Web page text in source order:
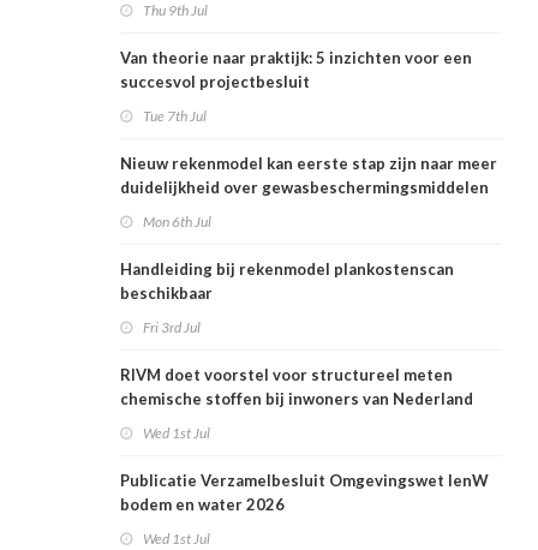
Thu 9th Jul
Van theorie naar praktijk: 5 inzichten voor een
succesvol projectbesluit
Tue 7th Jul
Nieuw rekenmodel kan eerste stap zijn naar meer
duidelijkheid over gewasbeschermingsmiddelen
Mon 6th Jul
Handleiding bij rekenmodel plankostenscan
beschikbaar
Fri 3rd Jul
RIVM doet voorstel voor structureel meten
chemische stoffen bij inwoners van Nederland
Wed 1st Jul
Publicatie Verzamelbesluit Omgevingswet IenW
bodem en water 2026
Wed 1st Jul